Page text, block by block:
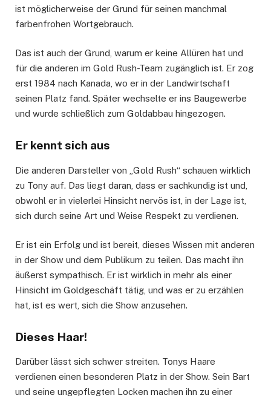
ist möglicherweise der Grund für seinen manchmal
farbenfrohen Wortgebrauch.
Das ist auch der Grund, warum er keine Allüren hat und
für die anderen im Gold Rush-Team zugänglich ist. Er zog
erst 1984 nach Kanada, wo er in der Landwirtschaft
seinen Platz fand. Später wechselte er ins Baugewerbe
und wurde schließlich zum Goldabbau hingezogen.
Er kennt sich aus
Die anderen Darsteller von „Gold Rush“ schauen wirklich
zu Tony auf. Das liegt daran, dass er sachkundig ist und,
obwohl er in vielerlei Hinsicht nervös ist, in der Lage ist,
sich durch seine Art und Weise Respekt zu verdienen.
Er ist ein Erfolg und ist bereit, dieses Wissen mit anderen
in der Show und dem Publikum zu teilen. Das macht ihn
äußerst sympathisch. Er ist wirklich in mehr als einer
Hinsicht im Goldgeschäft tätig, und was er zu erzählen
hat, ist es wert, sich die Show anzusehen.
Dieses Haar!
Darüber lässt sich schwer streiten. Tonys Haare
verdienen einen besonderen Platz in der Show. Sein Bart
und seine ungepflegten Locken machen ihn zu einer